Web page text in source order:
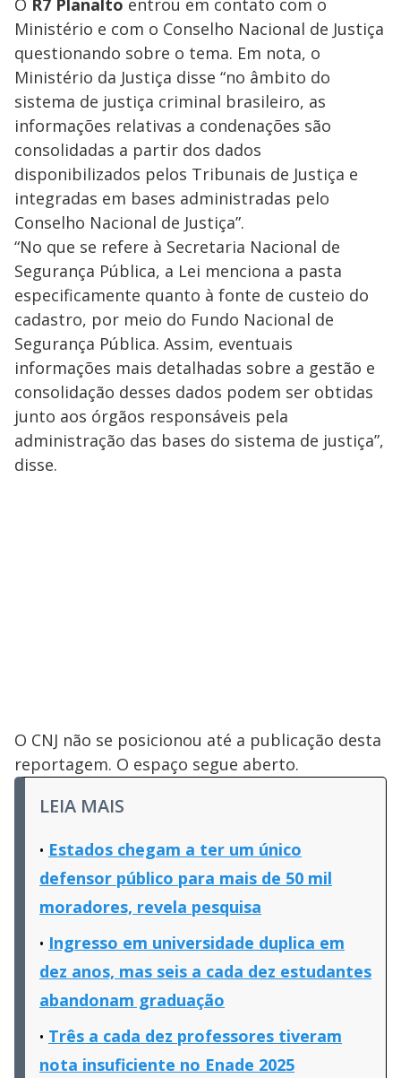
Ministério e com o Conselho Nacional de Justiça
questionando sobre o tema. Em nota, o
Ministério da Justiça disse “no âmbito do
sistema de justiça criminal brasileiro, as
informações relativas a condenações são
consolidadas a partir dos dados
disponibilizados pelos Tribunais de Justiça e
integradas em bases administradas pelo
Conselho Nacional de Justiça”.
“No que se refere à Secretaria Nacional de
Segurança Pública, a Lei menciona a pasta
especificamente quanto à fonte de custeio do
cadastro, por meio do Fundo Nacional de
Segurança Pública. Assim, eventuais
informações mais detalhadas sobre a gestão e
consolidação desses dados podem ser obtidas
junto aos órgãos responsáveis pela
administração das bases do sistema de justiça”,
disse.
O CNJ não se posicionou até a publicação desta
reportagem. O espaço segue aberto.
LEIA MAIS
Estados chegam a ter um único
defensor público para mais de 50 mil
moradores, revela pesquisa
Ingresso em universidade duplica em
dez anos, mas seis a cada dez estudantes
abandonam graduação
Três a cada dez professores tiveram
nota insuficiente no Enade 2025